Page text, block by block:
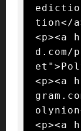
tion</
<p><a
d.com/
<p><a
<p><a